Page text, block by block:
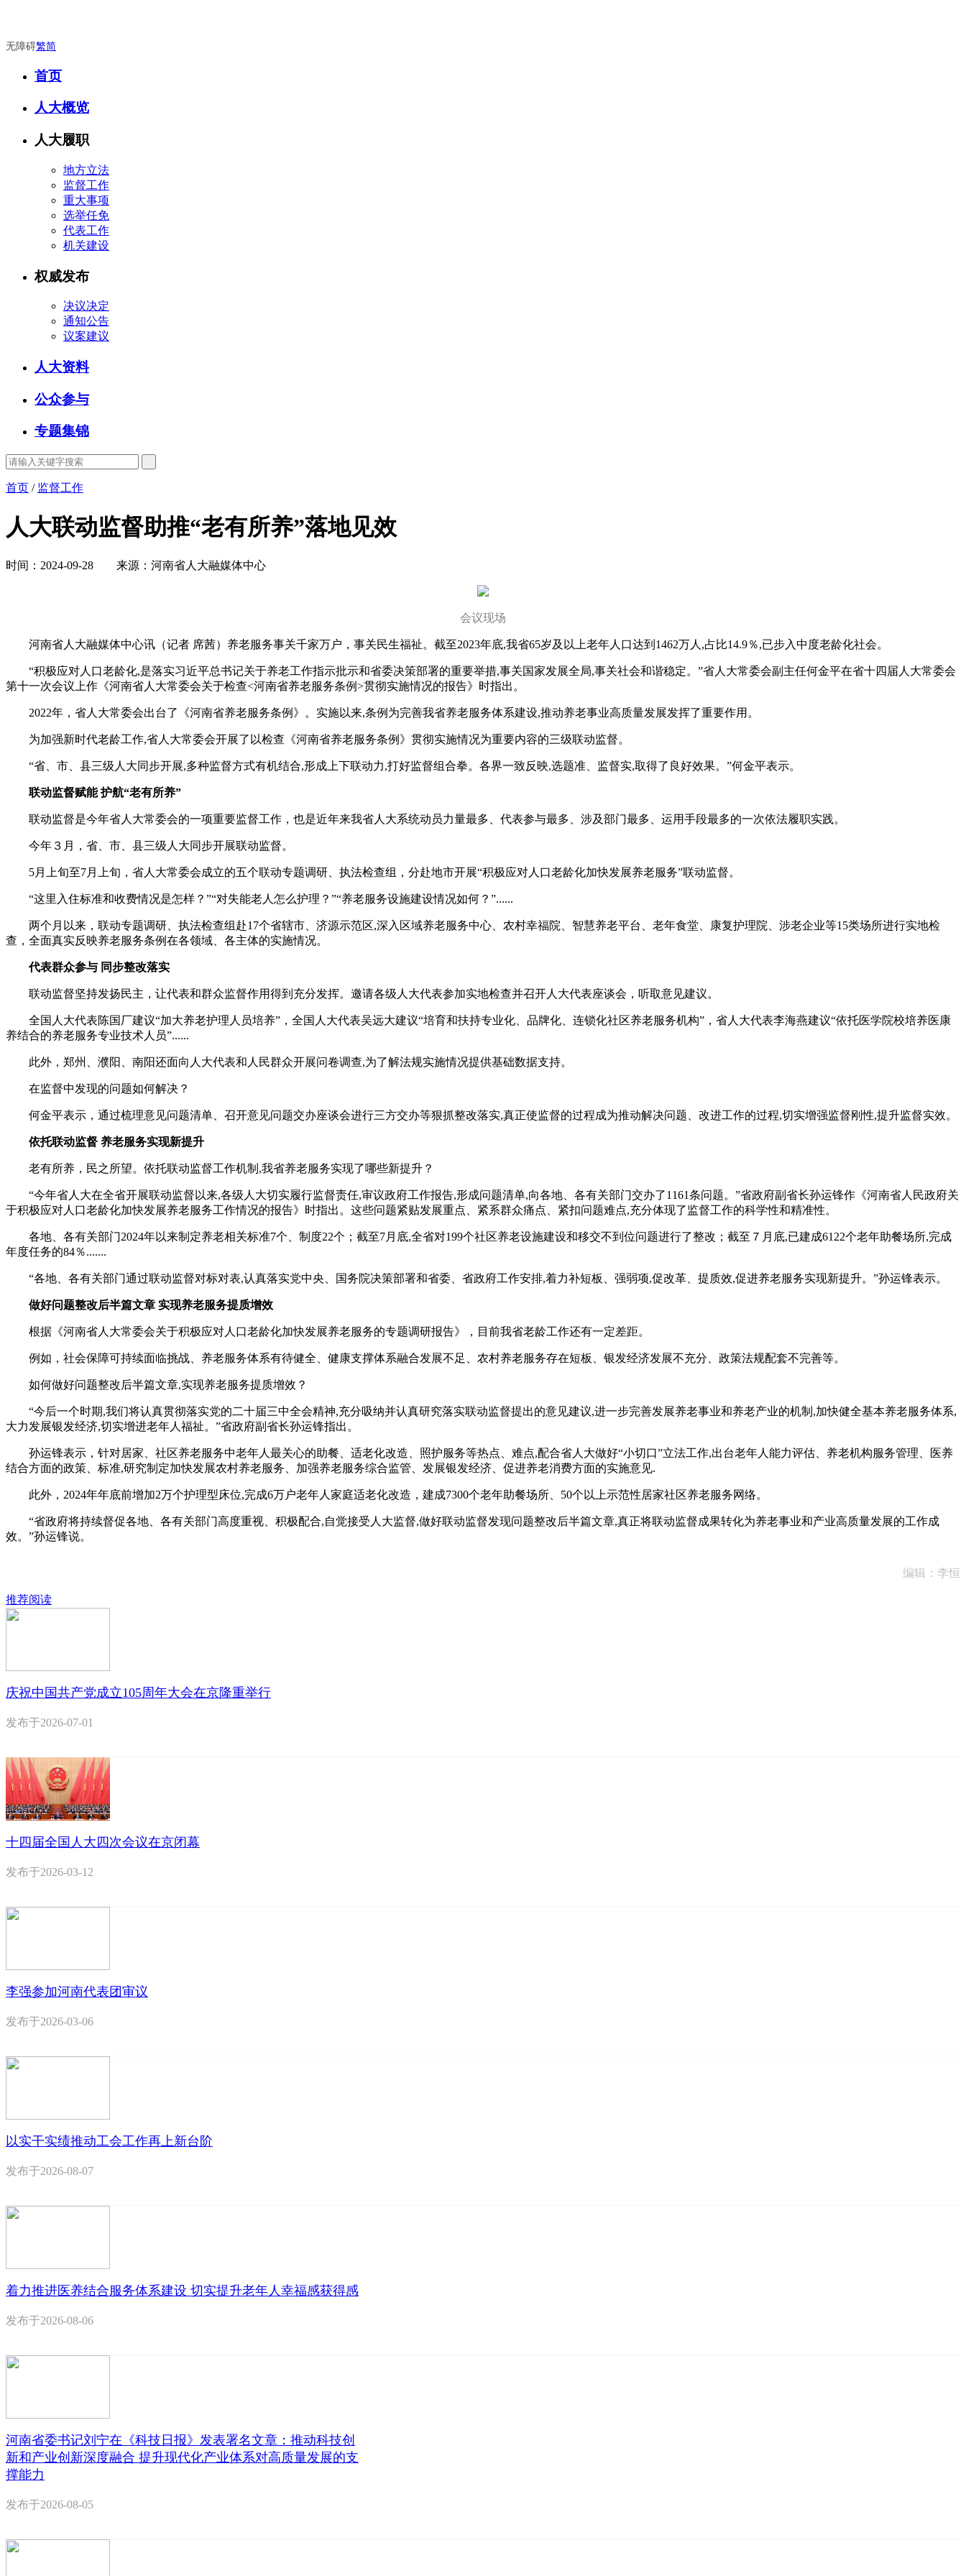
无障碍繁简
首页
人大概览
人大履职
地方立法
监督工作
重大事项
选举任免
代表工作
机关建设
权威发布
决议决定
通知公告
议案建议
人大资料
公众参与
专题集锦
首页 / 监督工作
人大联动监督助推“老有所养”落地见效
时间：2024-09-28 来源：河南省人大融媒体中心
会议现场
河南省人大融媒体中心讯（记者 席茜）养老服务事关千家万户，事关民生福祉。截至2023年底,我省65岁及以上老年人口达到1462万人,占比14.9％,已步入中度老龄化社会。
“积极应对人口老龄化,是落实习近平总书记关于养老工作指示批示和省委决策部署的重要举措,事关国家发展全局,事关社会和谐稳定。”省人大常委会副主任何金平在省十四届人大常委会
第十一次会议上作《河南省人大常委会关于检查<河南省养老服务条例>贯彻实施情况的报告》时指出。
2022年，省人大常委会出台了《河南省养老服务条例》。实施以来,条例为完善我省养老服务体系建设,推动养老事业高质量发展发挥了重要作用。
为加强新时代老龄工作,省人大常委会开展了以检查《河南省养老服务条例》贯彻实施情况为重要内容的三级联动监督。
“省、市、县三级人大同步开展,多种监督方式有机结合,形成上下联动力,打好监督组合拳。各界一致反映,选题准、监督实,取得了良好效果。”何金平表示。
联动监督赋能 护航“老有所养”
联动监督是今年省人大常委会的一项重要监督工作，也是近年来我省人大系统动员力量最多、代表参与最多、涉及部门最多、运用手段最多的一次依法履职实践。
今年３月，省、市、县三级人大同步开展联动监督。
5月上旬至7月上旬，省人大常委会成立的五个联动专题调研、执法检查组，分赴地市开展“积极应对人口老龄化加快发展养老服务”联动监督。
“这里入住标准和收费情况是怎样？”“对失能老人怎么护理？”“养老服务设施建设情况如何？”......
两个月以来，联动专题调研、执法检查组赴17个省辖市、济源示范区,深入区域养老服务中心、农村幸福院、智慧养老平台、老年食堂、康复护理院、涉老企业等15类场所进行实地检
查，全面真实反映养老服务条例在各领域、各主体的实施情况。
代表群众参与 同步整改落实
联动监督坚持发扬民主，让代表和群众监督作用得到充分发挥。邀请各级人大代表参加实地检查并召开人大代表座谈会，听取意见建议。
全国人大代表陈国厂建议“加大养老护理人员培养”，全国人大代表吴远大建议“培育和扶持专业化、品牌化、连锁化社区养老服务机构”，省人大代表李海燕建议“依托医学院校培养医康
养结合的养老服务专业技术人员”......
此外，郑州、濮阳、南阳还面向人大代表和人民群众开展问卷调查,为了解法规实施情况提供基础数据支持。
在监督中发现的问题如何解决？
何金平表示，通过梳理意见问题清单、召开意见问题交办座谈会进行三方交办等狠抓整改落实,真正使监督的过程成为推动解决问题、改进工作的过程,切实增强监督刚性,提升监督实效。
依托联动监督 养老服务实现新提升
老有所养，民之所望。依托联动监督工作机制,我省养老服务实现了哪些新提升？
“今年省人大在全省开展联动监督以来,各级人大切实履行监督责任,审议政府工作报告,形成问题清单,向各地、各有关部门交办了1161条问题。”省政府副省长孙运锋作《河南省人民政府关
于积极应对人口老龄化加快发展养老服务工作情况的报告》时指出。这些问题紧贴发展重点、紧系群众痛点、紧扣问题难点,充分体现了监督工作的科学性和精准性。
各地、各有关部门2024年以来制定养老相关标准7个、制度22个；截至7月底,全省对199个社区养老设施建设和移交不到位问题进行了整改；截至７月底,已建成6122个老年助餐场所,完成
年度任务的84％.......
“各地、各有关部门通过联动监督对标对表,认真落实党中央、国务院决策部署和省委、省政府工作安排,着力补短板、强弱项,促改革、提质效,促进养老服务实现新提升。”孙运锋表示。
做好问题整改后半篇文章 实现养老服务提质增效
根据《河南省人大常委会关于积极应对人口老龄化加快发展养老服务的专题调研报告》，目前我省老龄工作还有一定差距。
例如，社会保障可持续面临挑战、养老服务体系有待健全、健康支撑体系融合发展不足、农村养老服务存在短板、银发经济发展不充分、政策法规配套不完善等。
如何做好问题整改后半篇文章,实现养老服务提质增效？
“今后一个时期,我们将认真贯彻落实党的二十届三中全会精神,充分吸纳并认真研究落实联动监督提出的意见建议,进一步完善发展养老事业和养老产业的机制,加快健全基本养老服务体系,
大力发展银发经济,切实增进老年人福祉。”省政府副省长孙运锋指出。
孙运锋表示，针对居家、社区养老服务中老年人最关心的助餐、适老化改造、照护服务等热点、难点,配合省人大做好“小切口”立法工作,出台老年人能力评估、养老机构服务管理、医养
结合方面的政策、标准,研究制定加快发展农村养老服务、加强养老服务综合监管、发展银发经济、促进养老消费方面的实施意见.
此外，2024年年底前增加2万个护理型床位,完成6万户老年人家庭适老化改造，建成7300个老年助餐场所、50个以上示范性居家社区养老服务网络。
“省政府将持续督促各地、各有关部门高度重视、积极配合,自觉接受人大监督,做好联动监督发现问题整改后半篇文章,真正将联动监督成果转化为养老事业和产业高质量发展的工作成
效。”孙运锋说。
编辑：李恒
推荐阅读
庆祝中国共产党成立105周年大会在京隆重举行
发布于2026-07-01
十四届全国人大四次会议在京闭幕
发布于2026-03-12
李强参加河南代表团审议
发布于2026-03-06
以实干实绩推动工会工作再上新台阶
发布于2026-08-07
着力推进医养结合服务体系建设 切实提升老年人幸福感获得感
发布于2026-08-06
河南省委书记刘宁在《科技日报》发表署名文章：推动科技创
新和产业创新深度融合 提升现代化产业体系对高质量发展的支
撑能力
发布于2026-08-05